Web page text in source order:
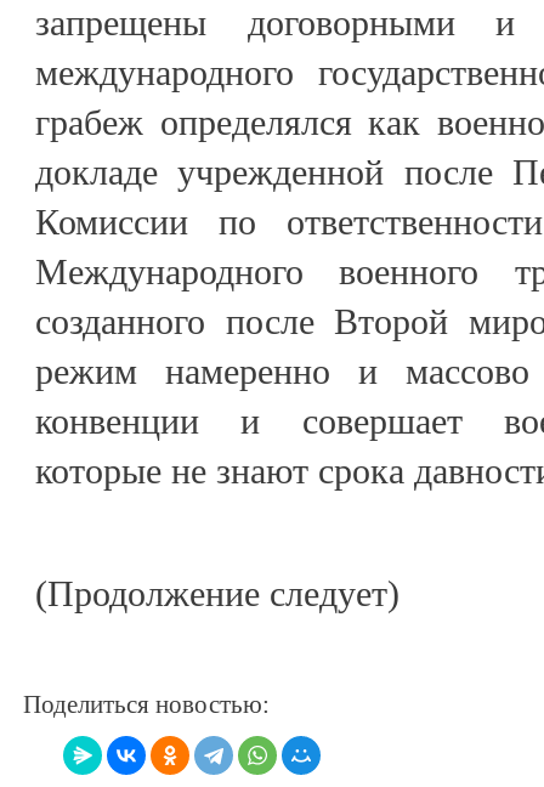
запрещены договорными
международного
грабеж определялся как
докладе учрежденной после
Комиссии по
Международного военного
созданного после Второй
режим намеренно и массово
конвенции и совершает
которые не знают срока
(Продолжение следует)
Поделиться новостью: